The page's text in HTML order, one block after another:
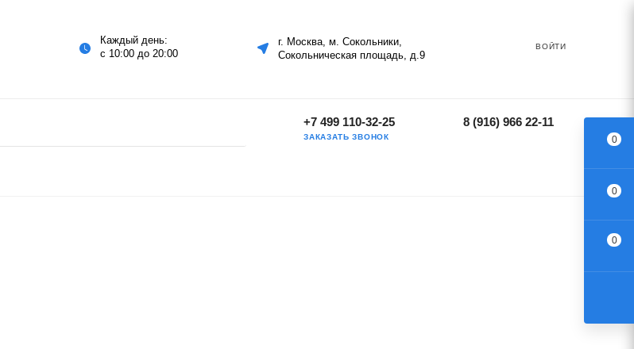
Каждый день:
с 10:00 до 20:00
г. Москва, м. Сокольники,
Сокольническая площадь, д.9
ВОЙТИ
+7 499 110-32-25
ЗАКАЗАТЬ ЗВОНОК
8 (916) 966 22-11
0
0
0